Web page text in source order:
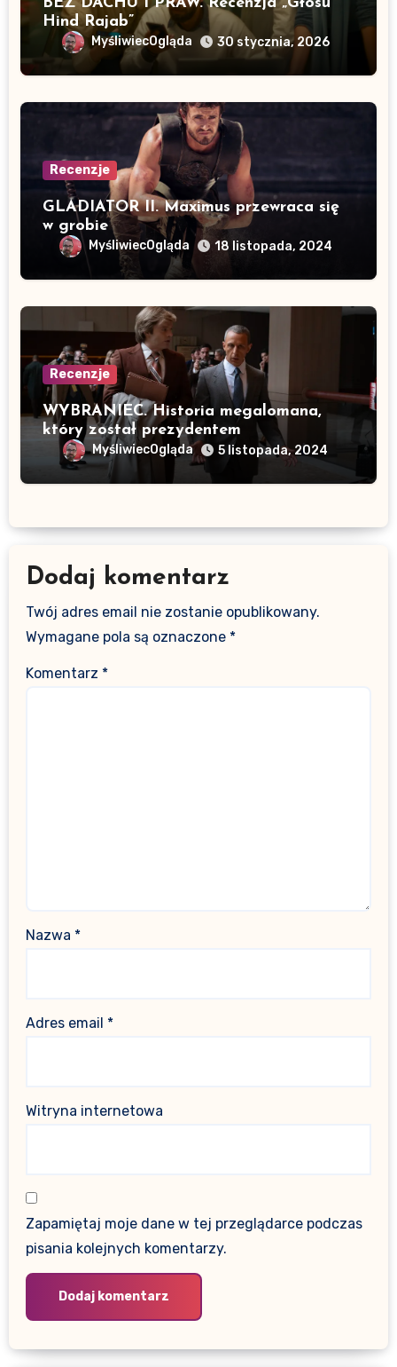
Hind Rajab”
MyśliwiecOgląda 30 stycznia, 2026
Recenzje
GLADIATOR II. Maximus przewraca się
w grobie
MyśliwiecOgląda 18 listopada, 2024
Recenzje
WYBRANIEC. Historia megalomana,
który został prezydentem
MyśliwiecOgląda 5 listopada, 2024
Dodaj komentarz
Twój adres email nie zostanie opublikowany.
Wymagane pola są oznaczone *
Komentarz *
Nazwa *
Adres email *
Witryna internetowa
Zapamiętaj moje dane w tej przeglądarce podczas
pisania kolejnych komentarzy.